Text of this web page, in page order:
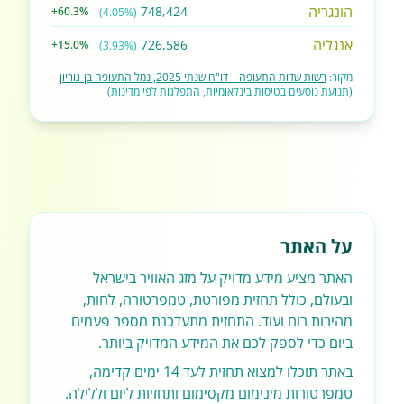
הונגריה 748,424
(4.05%)
+60.3%
אנגליה 726,586
(3.93%)
+15.0%
מקור: רשות שדות התעופה – דו"ח שנתי 2025, נמל התעופה בן-גוריון
(תנועת נוסעים בטיסות בינלאומיות, התפלגות לפי מדינות)
על האתר
האתר מציע מידע מדויק על מזג האוויר בישראל
ובעולם, כולל תחזית מפורטת, טמפרטורה, לחות,
מהירות רוח ועוד. התחזית מתעדכנת מספר פעמים
ביום כדי לספק לכם את המידע המדויק ביותר.
באתר תוכלו למצוא תחזית לעד 14 ימים קדימה,
טמפרטורות מינימום מקסימום ותחזיות ליום וללילה.